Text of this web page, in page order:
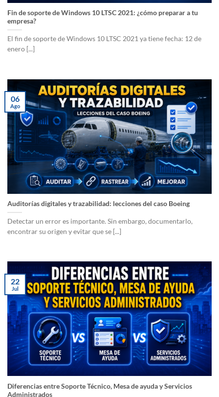
Fin de soporte de Windows 10 LTSC 2021: ¿cómo preparar a tu
empresa?
El fin de soporte de Windows 10 LTSC 2021 ya tiene fecha: 12 de
enero [...]
Auditorías digitales y trazabilidad: lecciones del caso Boeing
Detectar un error es importante. Sin embargo, documentarlo,
encontrar su origen y evitar que se [...]
06
Ago
Diferencias entre Soporte Técnico, Mesa de ayuda y Servicios
Administrados
22
Jul